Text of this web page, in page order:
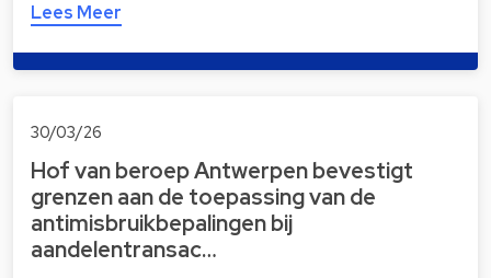
Lees Meer
30/03/26
Hof van beroep Antwerpen bevestigt
grenzen aan de toepassing van de
antimisbruikbepalingen bij
aandelentransac…